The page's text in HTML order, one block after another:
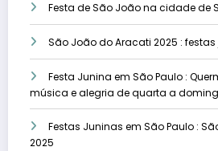
Festa de São João na cidade de
São João do Aracati 2025 :
Festa Junina em São Paulo :
música e alegria de quarta a
Festas Juninas em São Paulo :
2025